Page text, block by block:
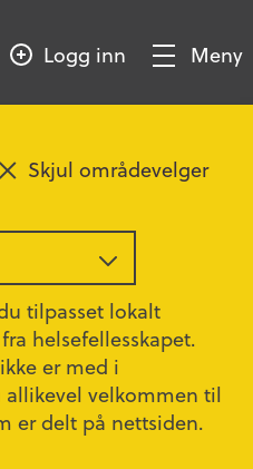
tilpasset lokalt
helsefellesskapet.
er med i
velkommen til
er delt på nettsiden.
Skjul områdevelger
Logg inn
Vis/SkjulMeny
lage